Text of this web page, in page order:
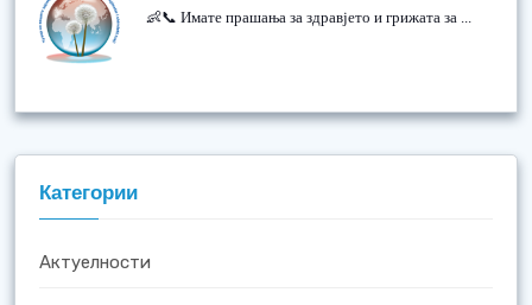
👶📞 Имате прашања за здравјето и грижата за ...
Категории
Актуелности